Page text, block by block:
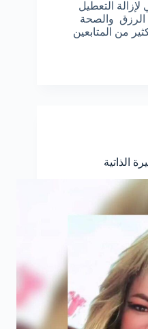
التعطيل
الرزق والصحة
من المتابعين
الذاتية